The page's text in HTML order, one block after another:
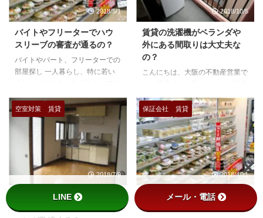
2018/5/1
バイトやフリーターでハウ
スリーブの審査が通るの？
バイトやパート、フリーターでの
部屋探し 一人暮らし、特に若い
始する事も多いと思います。そう
ゆう僕も、大阪に出てきた20の
頃は派遣会社で単発の仕事をしな
がら、一人暮らしをしていまし
た。 こういった状態で保証会社
の審査は出来るのでしょうか？
バイトやフリーターでハウスリー
いてしまえば、あまり心配しなく
ても大丈夫です。 保証会社のグ
2018/10/5
賃貸の洗濯機がベランダや
外にある間取りは大丈夫な
の？
こんにちは、大阪の不動産営業で
の一つに洗濯機がベランダにある
間取り。というのが存在します。
もしくは、玄関前にあるタイプで
す。1R1Kなどの一人暮らしの間
取りに多い設備ですが、洗濯機を
バルコニーなどに置く事でデメリ
ットなとが生じるのでしょうか？
洗濯機バルコニーは古い証拠？
古さを表す一つの指標となってい
ることは間違いありません。 例
空室対策 賃貸
2018/7/9
本気の空室対策！大手の契
約はメンドクサイから営業
保証会社 賃貸
2018/4/21
バイトやフリーターで全保
連の審査が通るの？
LINE メール・電話